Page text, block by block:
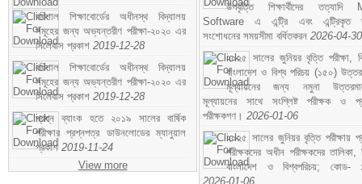
বরিশাল শিক্ষাবোর্ডের অধীনস্থ বিদ্যালয়
সমূহের জন্য অভ্যন্তরীণ পরীক্ষা-২০২০ এর
সিলেবাস প্রকাশ 2019-12-28
বরিশাল শিক্ষাবোর্ডের অধীনস্থ বিদ্যালয়
সমূহের জন্য অভ্যন্তরীণ পরীক্ষা-২০২০ এর
সিলেবাস প্রকাশ 2019-12-28
প্রশ্ন ব্যাংক হতে ২০১৯ সালের বার্ষিক
পরীক্ষার প্রশ্নপত্র ডাউনলোডের ম্যানুয়াল
প্রকাশ 2019-11-24
View more
উপবৃত্তি শিক্ষার্থীদের তত্যাদি
Software এ এন্ট্রি এবং এন্ট্রিকৃত
সংশোধনের সময়সীমা বর্ধিতকরন 2026-04-30
২০২৫ সালের জুনিয়র বৃত্তি পরীক্ষা,
বাংলাদেশ ও বিশ্ব পরিচয় (১৫০)
মূল্যায়নের জন্য নমুনা
মূল্যায়নের সাথে সংশ্লিষ্ট পরীক্ষক ও
পরীক্ষকগণ। 2026-01-06
২০২৫ সালের জুনিয়র বৃত্তি পরীক্ষায়
পরীক্ষকদের অধীন পরীক্ষকদের তালিকা,
বাংলাদেশ ও বিশ্বপরিচয়; কোড-
2026-01-06